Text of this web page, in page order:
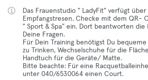
Das Frauenstudio " LadyFit" verfügt über
Empfangstresen. Checke mit dem QR-
" Sport & Spa" ein. Dort beantworten die
Deine Fragen.
Für Dein Training benötigst Du
zu Trinken, Wechselschuhe für die
Handtuch für die Geräte/ Matte.
Bitte beachte: Für eine
unter 040/6530064 einen Court.